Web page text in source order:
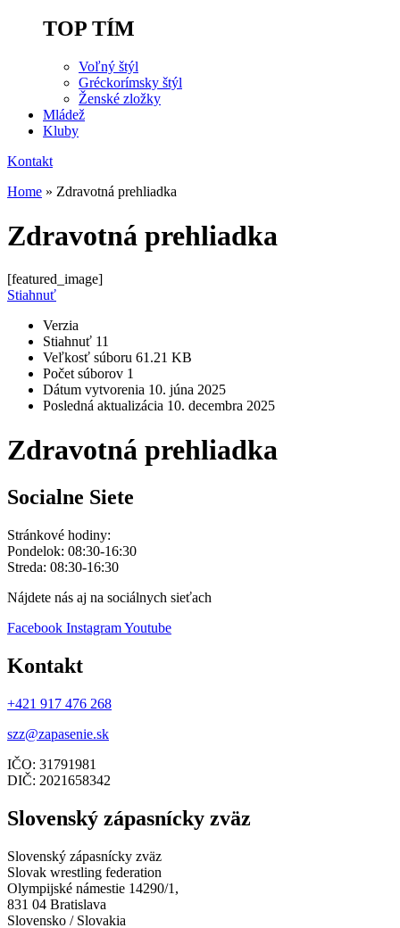
TOP TÍM
Voľný štýl
Gréckorímsky štýl
Ženské zložky
Mládež
Kluby
Kontakt
Home » Zdravotná prehliadka
Zdravotná prehliadka
[featured_image]
Stiahnuť
Verzia
Stiahnuť 11
Veľkosť súboru 61.21 KB
Počet súborov 1
Dátum vytvorenia 10. júna 2025
Posledná aktualizácia 10. decembra 2025
Zdravotná prehliadka
Socialne Siete
Stránkové hodiny:
Pondelok: 08:30-16:30
Streda: 08:30-16:30
Nájdete nás aj na sociálnych sieťach
Facebook InstagramYoutube
Kontakt
+421 917 476 268
szz@zapasenie.sk
IČO: 31791981
DIČ: 2021658342
Slovenský zápasnícky zväz
Slovenský zápasnícky zväz
Slovak wrestling federation
Olympijské námestie 14290/1,
831 04 Bratislava
Slovensko / Slovakia